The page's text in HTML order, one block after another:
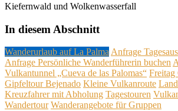
Kiefernwald und Wolkenwasserfall
In diesem Abschnitt
Wanderurlaub auf La Palma Anfrage
Anfrage Persönliche Wanderführerin buchen
Vulkantunnel „Cueva de las Palomas“ Freitag
Gipfeltour Bejenado Kleine Vulkanroute
Kreuzfahrer mit Abholung Tagestouren
Wandertour Wanderangebote für Gruppen